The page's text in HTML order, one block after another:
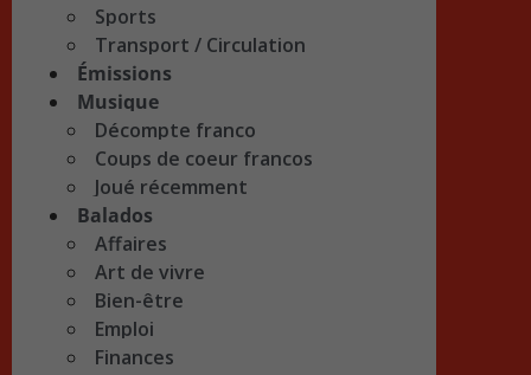
Sports
Transport / Circulation
Émissions
Musique
Décompte franco
Coups de coeur francos
Joué récemment
Balados
Affaires
Art de vivre
Bien-être
Emploi
Finances